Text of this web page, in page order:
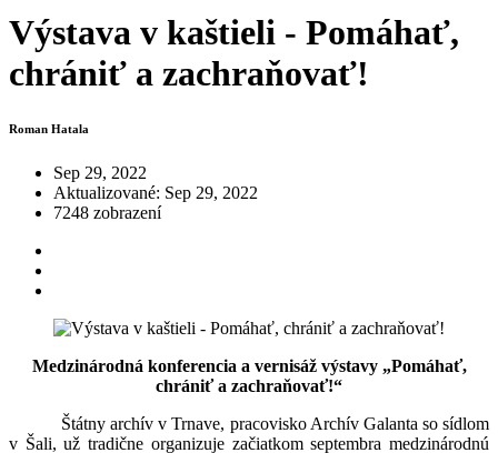
Výstava v kaštieli - Pomáhať,
chrániť a zachraňovať!
Roman Hatala
Sep 29, 2022
Aktualizované: Sep 29, 2022
7248 zobrazení
Medzinárodná konferencia a vernisáž výstavy „Pomáhať,
chrániť a zachraňovať!“
Štátny archív v Trnave, pracovisko Archív Galanta so sídlom
v Šali, už tradične organizuje začiatkom septembra medzinárodnú